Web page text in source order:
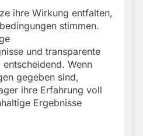
ihre Wirkung entfalten,
stimmen.
und transparente
Wenn
gegeben sind,
ihre Erfahrung voll
Ergebnisse